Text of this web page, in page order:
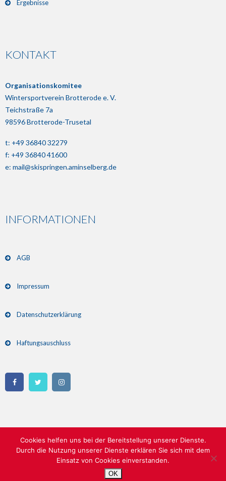
Ergebnisse
KONTAKT
Organisationskomitee
Wintersportverein Brotterode e. V.
Teichstraße 7a
98596 Brotterode-Trusetal
t: +49 36840 32279
f: +49 36840 41600
e: mail@skispringen.aminselberg.de
INFORMATIONEN
AGB
Impressum
Datenschutzerklärung
Haftungsauschluss
Copyright 2026 Skispringen am Inselberg | All Rights Reserved
Cookies helfen uns bei der Bereitstellung unserer Dienste.
Durch die Nutzung unserer Dienste erklären Sie sich mit dem
Einsatz von Cookies einverstanden.
OK